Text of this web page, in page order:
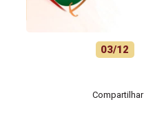
03/12
Compartilhar